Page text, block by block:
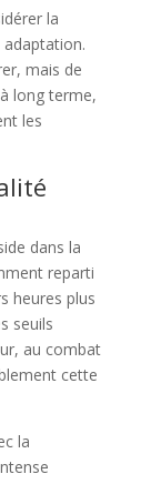
la
mais de
long terme,
les
dans la
reparti
heures plus
seuils
au combat
cette
la